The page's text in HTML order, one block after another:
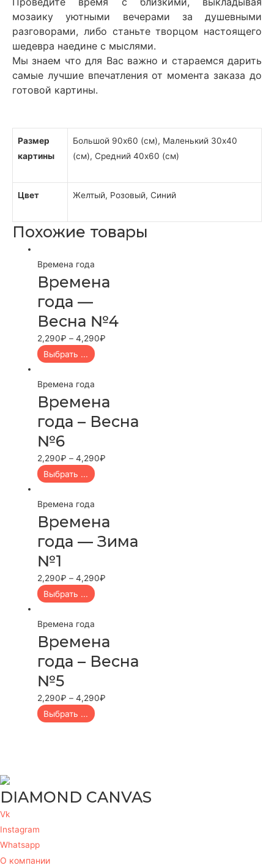
мозаику уютными вечерами за душевными
разговорами, либо станьте творцом настоящего
шедевра наедине с мыслями.
Мы знаем что для Вас важно и стараемся дарить
самые лучшие впечатления от момента заказа до
готовой картины.
Размер
картины
Большой 90х60 (см), Маленький 30х40
(см), Средний 40х60 (см)
Цвет Желтый, Розовый, Синий
Похожие товары
Времена года
Времена
года —
Весна №4
2,290₽ –4,290₽
Выбрать ...
Времена года
Времена
года – Весна
№6
2,290₽ –4,290₽
Выбрать ...
Времена года
Времена
года — Зима
№1
2,290₽ –4,290₽
Выбрать ...
Времена года
Времена
года – Весна
№5
2,290₽ –4,290₽
Выбрать ...
DIAMOND CANVAS
Vk
Instagram
Whatsapp
О компании